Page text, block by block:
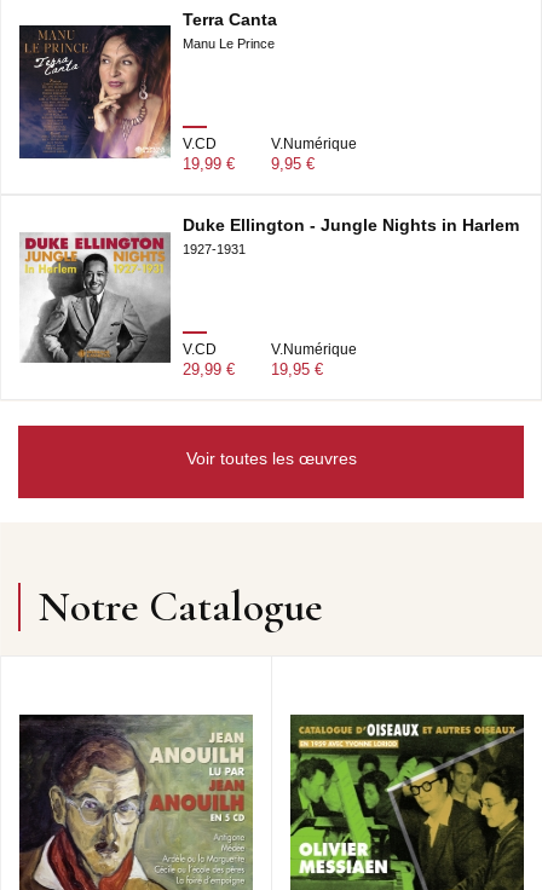
Terra Canta
Manu Le Prince
V.CD
19,99 €
V.Numérique
9,95 €
Duke Ellington - Jungle Nights in Harlem
1927-1931
V.CD
29,99 €
V.Numérique
19,95 €
Voir toutes les œuvres
Notre Catalogue